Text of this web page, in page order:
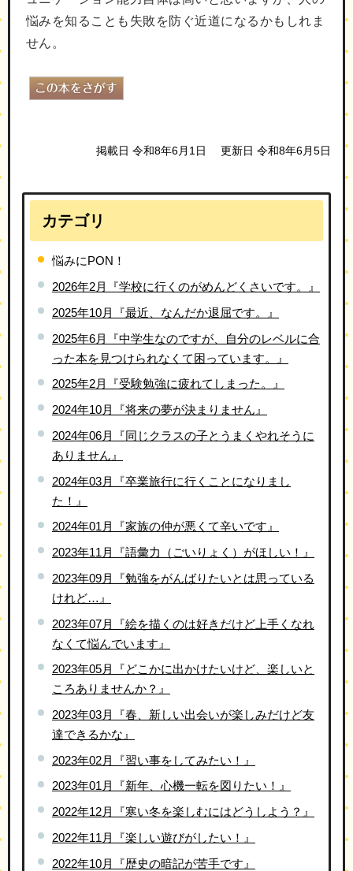
悩みを知ることも失敗を防ぐ近道になるかもしれま
せん。
掲載日 令和8年6月1日 更新日 令和8年6月5日
カテゴリ
悩みにPON！
2026年2月『学校に行くのがめんどくさいです。』
2025年10月『最近、なんだか退屈です。』
2025年6月『中学生なのですが、自分のレベルに合
った本を見つけられなくて困っています。』
2025年2月『受験勉強に疲れてしまった。』
2024年10月『将来の夢が決まりません』
2024年06月『同じクラスの子とうまくやれそうに
ありません』
2024年03月『卒業旅行に行くことになりまし
た！』
2024年01月『家族の仲が悪くて辛いです』
2023年11月『語彙力（ごいりょく）がほしい！』
2023年09月『勉強をがんばりたいとは思っている
けれど…』
2023年07月『絵を描くのは好きだけど上手くなれ
なくて悩んでいます』
2023年05月『どこかに出かけたいけど、楽しいと
ころありませんか？』
2023年03月『春、新しい出会いが楽しみだけど友
達できるかな』
2023年02月『習い事をしてみたい！』
2023年01月『新年、心機一転を図りたい！』
2022年12月『寒い冬を楽しむにはどうしよう？』
2022年11月『楽しい遊びがしたい！』
2022年10月『歴史の暗記が苦手です』